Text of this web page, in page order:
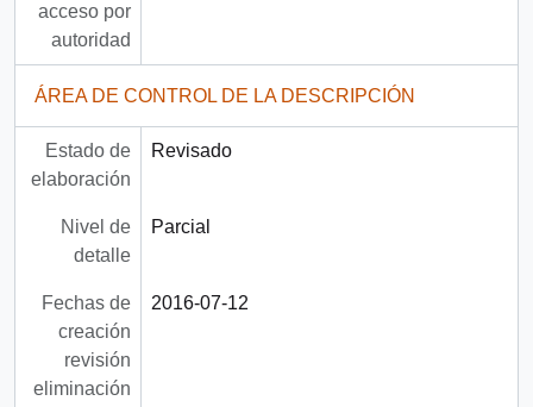
acceso por
autoridad
ÁREA DE CONTROL DE LA DESCRIPCIÓN
Estado de
elaboración
Revisado
Nivel de
detalle
Parcial
Fechas de
creación
revisión
eliminación
2016-07-12